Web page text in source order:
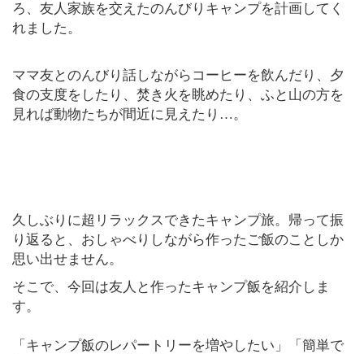
ろ、友人家族を交えたのんびりキャンプを計画してく
れました。
ママ友とのんびり話しながらコーヒーを飲んだり、夕
食の支度をしたり、焚き火を眺めたり、ふと山の方を
見れば動物たちが間近に見えたり…。
久しぶりに超リラックスできたキャンプ旅。帰って振
り返ると、おしゃべりしながら作ったご飯のことしか
思い出せません。
そこで、今回は友人と作ったキャンプ飯を紹介しま
す。
「キャンプ飯のレパートリーを増やしたい」「簡単で